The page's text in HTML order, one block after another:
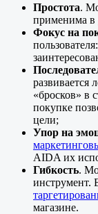
Простота.
применима в
Фокус на
развивается
«бросков» в
покупке
цели;
Упор на
AIDA их
Гибкость.
инструмент.
магазине.